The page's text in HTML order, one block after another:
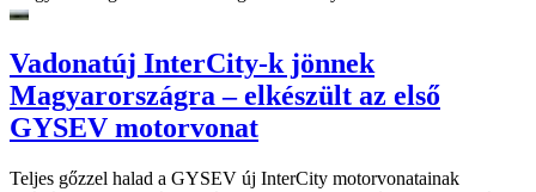
Vadonatúj InterCity-k jönnek
Magyarországra – elkészült az első
GYSEV motorvonat
Teljes gőzzel halad a GYSEV új InterCity motorvonatainak